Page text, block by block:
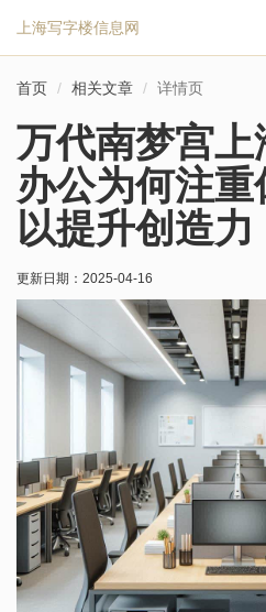
上海写字楼信息网
首页 相关文章 详情页
万代南梦宫
办公为何注
以提升创造力
更新日期： 2025-04-16